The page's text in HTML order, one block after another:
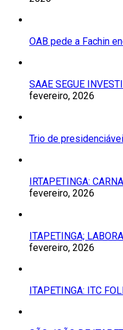
OAB pede a Fachin
SAAE SEGUE
fevereiro, 2026
Trio de
IRTAPETINGA:
fevereiro, 2026
ITAPETINGA;
fevereiro, 2026
ITAPETINGA: ITC